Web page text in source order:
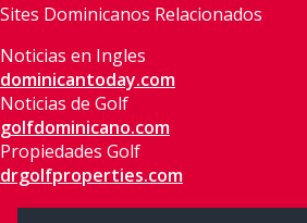
Sites Dominicanos Relacionados
Noticias en Ingles
dominicantoday.com
Noticias de Golf
golfdominicano.com
Propiedades Golf
drgolfproperties.com